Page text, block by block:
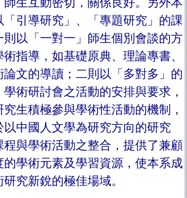
師生互動密切，關係良好。另外本
「引導研究」、「專題研究」的課
則以「一對一」師生個別會談的方
指導，如基礎原典、理論專書、
論文的導讀；二則以「多對多」的
術研討會之活動的安排與要求，
生積極參與學術性活動的機制，
以中國人文學為研究方向的研究
程與學術活動之整合，提供了兼顧
的學術元素及學習資源，使本系成
究新銳的極佳場域。